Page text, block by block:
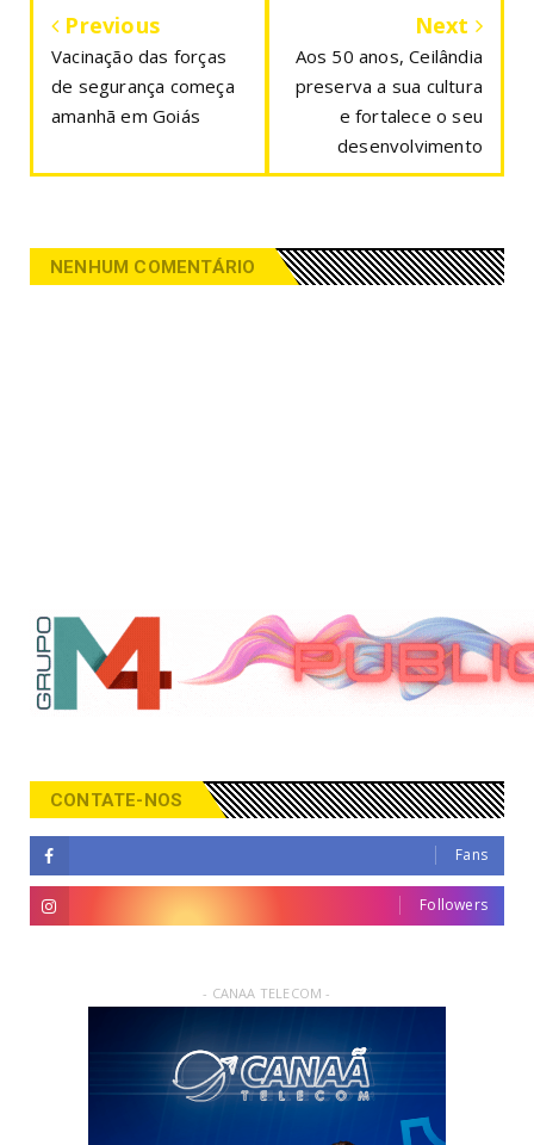
Previous
Vacinação das forças
de segurança começa
amanhã em Goiás
Next
Aos 50 anos, Ceilândia
preserva a sua cultura
e fortalece o seu
desenvolvimento
NENHUM COMENTÁRIO
CONTATE-NOS
Fans
Followers
- CANAA TELECOM -